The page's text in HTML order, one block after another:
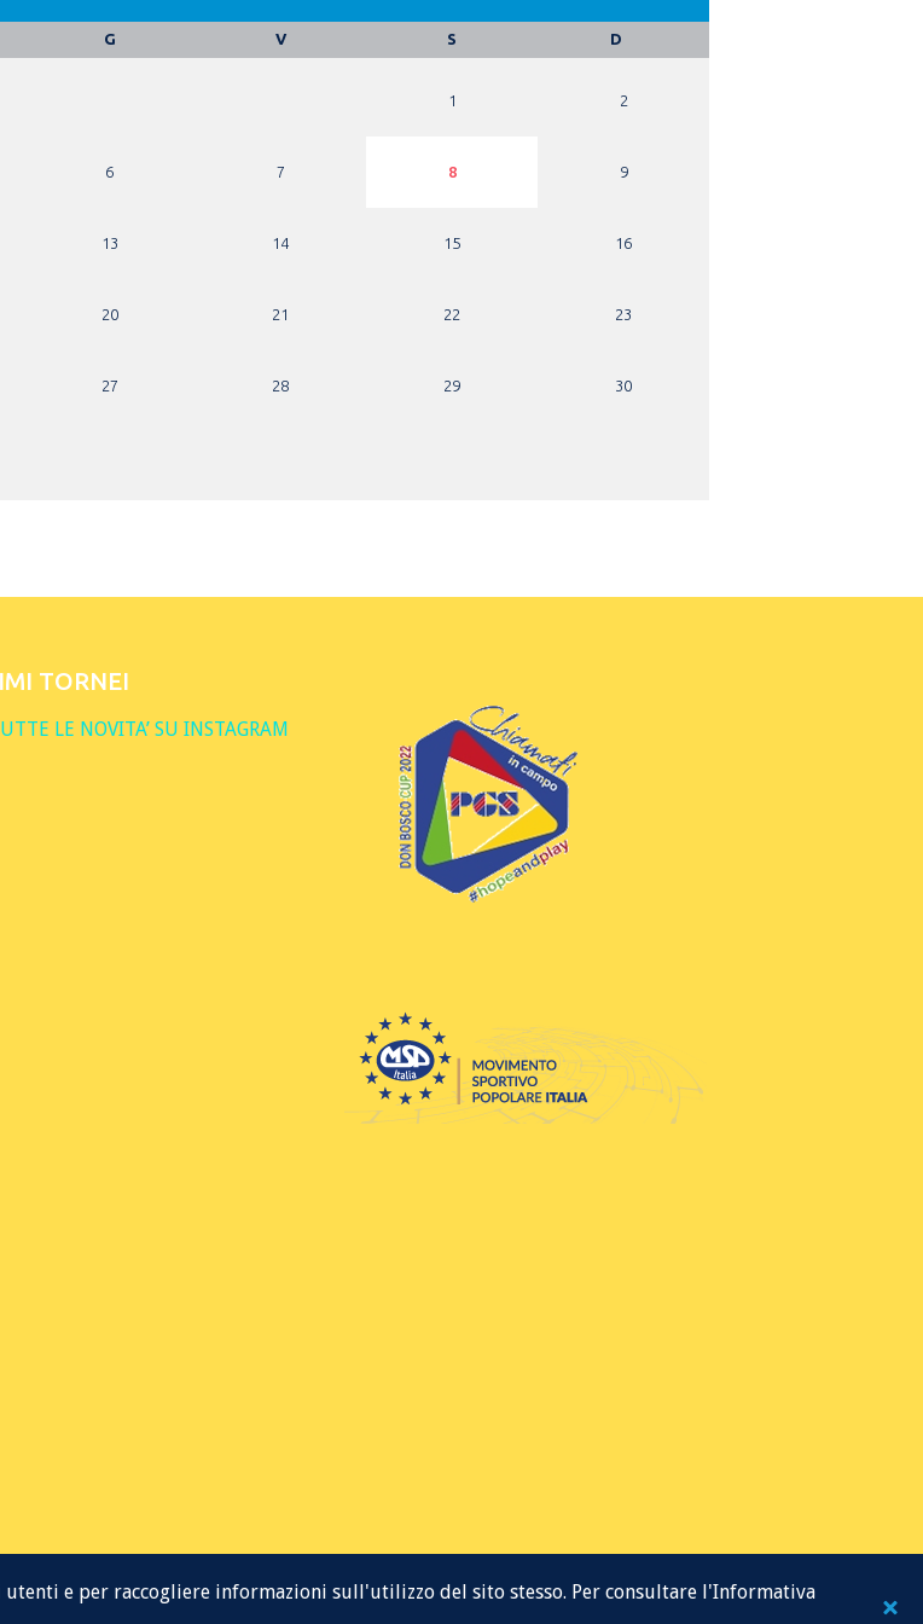
G V S D
1 2
6 7 8 9
13 14 15 16
20 21 22 23
27 28 29 30
TORNEI
LE NOVITA’ SU INSTAGRAM
e per raccogliere informazioni sull'utilizzo del sito stesso. Per consultare l'Informativa